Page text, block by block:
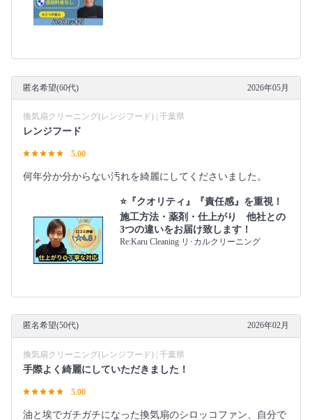
匿名希望(60代) 2026年05月
換気扇クリーニング(レンジフード) | 千葉県
レンジフード
5.00
何年分か分からない汚れを綺麗にしてくださいました。
⭐『クオリティ』『責任感』を重視！
施工方法・薬剤・仕上がり 他社との
3つの違いをお届け致します！
Re:Karu Cleaning リ･カルクリーニング
匿名希望(50代) 2026年02月
換気扇クリーニング(レンジフード) | 千葉県
手際よく綺麗にしていただきました！
5.00
油と埃でガチガチになった換気扇のシロッコファン、自分で